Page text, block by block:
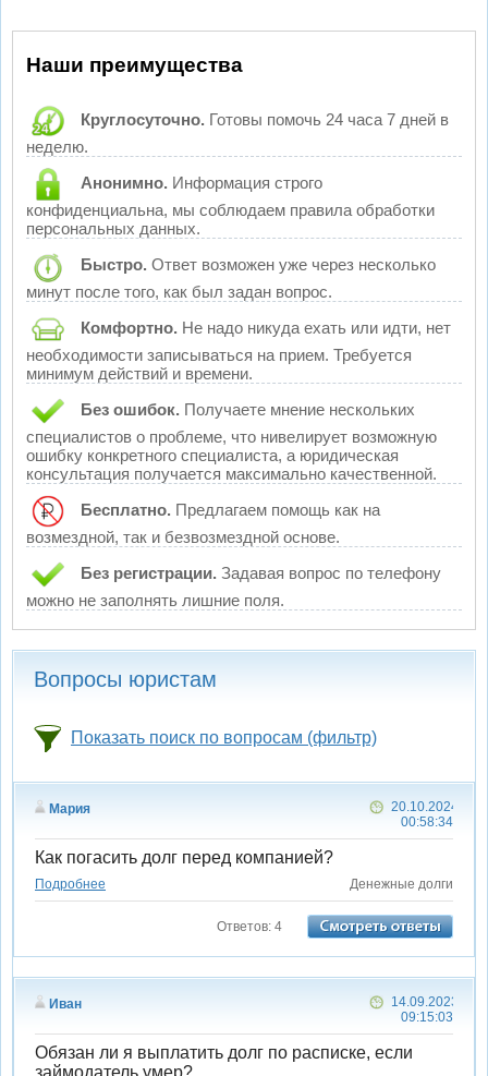
Наши преимущества
Круглосуточно. Готовы помочь 24 часа 7 дней в
неделю.
Анонимно. Информация строго
конфиденциальна, мы соблюдаем правила обработки
персональных данных.
Быстро. Ответ возможен уже через несколько
минут после того, как был задан вопрос.
Комфортно. Не надо никуда ехать или идти, нет
необходимости записываться на прием. Требуется
минимум действий и времени.
Без ошибок. Получаете мнение нескольких
специалистов о проблеме, что нивелирует возможную
ошибку конкретного специалиста, а юридическая
консультация получается максимально качественной.
Бесплатно. Предлагаем помощь как на
возмездной, так и безвозмездной основе.
Без регистрации. Задавая вопрос по телефону
можно не заполнять лишние поля.
Вопросы юристам
Показать поиск по вопросам (фильтр)
Мария
20.10.2024
00:58:34
Как погасить долг перед компанией?
Подробнее Денежные долги
Ответов: 4
Иван
14.09.2023
09:15:03
Обязан ли я выплатить долг по расписке, если
займодатель умер?